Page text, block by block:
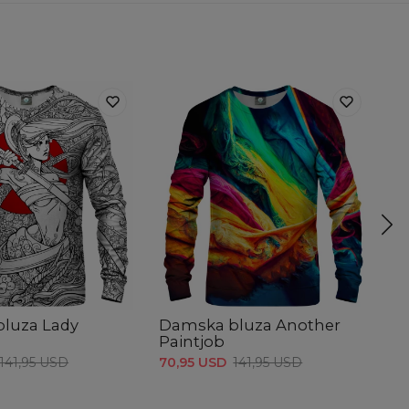
Lady
141,95 USD
Damska bluza Another
Paintjob
70,95 USD 141,95 USD